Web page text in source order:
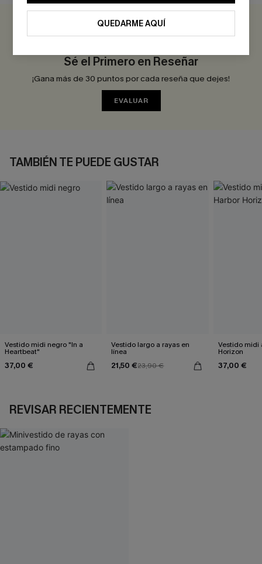
0.0
Sé el Primero en Reseñar
¡Gana más de 30 puntos por cada reseña que dejes!
EVALUAR
TAMBIÉN TE PUEDE GUSTAR
Vestido midi negro "In a
Heartbeat"
37,00 €
Vestido largo a rayas en
línea
21,50 €23,90 €
Vestido midi
Horizon
37,00 €
REVISAR RECIENTEMENTE
QUEDARME AQUÍ